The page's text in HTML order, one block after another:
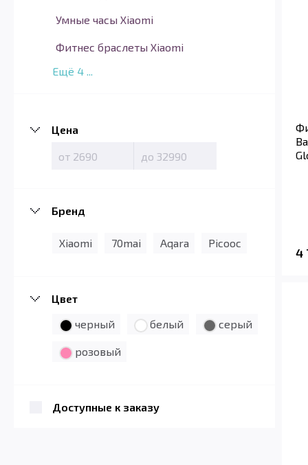
Умные часы Xiaomi
Фитнес браслеты Xiaomi
Ещё 4 ...
Цена
Бренд
Xiaomi 70mai Aqara Picooc
Цвет
черный
белый серый
розовый
Доступные к заказу
4